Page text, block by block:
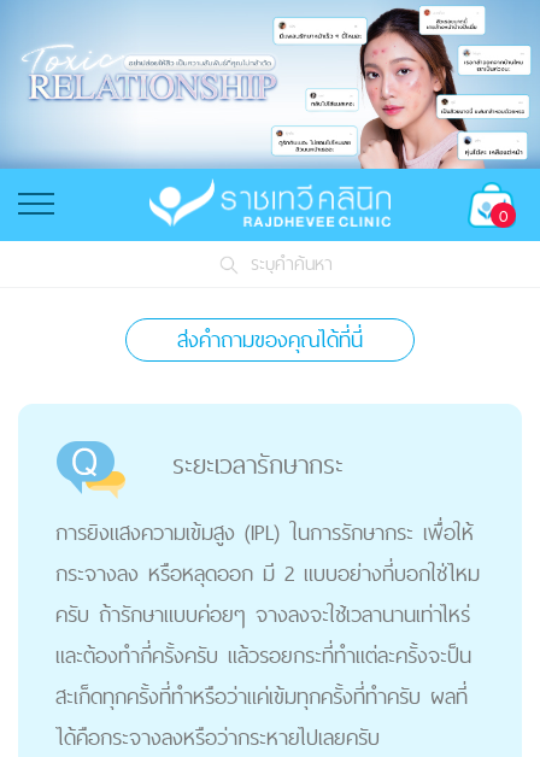
0
ระบุคำค้นหา
ส่งคำถามของคุณได้ที่นี่
ระยะเวลารักษากระ
การยิงแสงความเข้มสูง (IPL) ในการรักษากระ เพื่อให้
กระจางลง หรือหลุดออก มี 2 แบบอย่างที่บอกใช่ไหม
ครับ ถ้ารักษาแบบค่อยๆ จางลงจะใช้เวลานานเท่าไหร่
และต้องทำกี่ครั้งครับ แล้วรอยกระที่ทำแต่ละครั้งจะป็น
สะเก็ดทุกครั้งที่ทำหรือว่าแค่เข้มทุกครั้งที่ทำครับ ผลที่
ได้คือกระจางลงหรือว่ากระหายไปเลยครับ